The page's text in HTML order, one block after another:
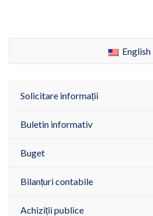
English
Solicitare informații
Buletin informativ
Buget
Bilanțuri contabile
Achiziții publice